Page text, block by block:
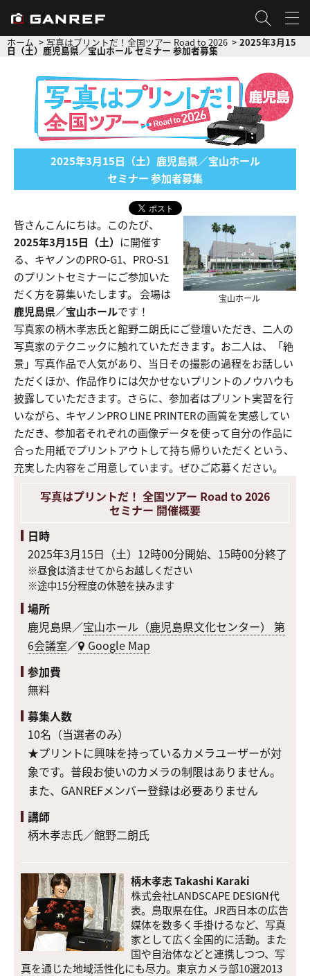
ホーム 写真はプリントだ！全国ツアー Road to 2026 2025年3月15
日（土）鹿児島県／宝山ホール セミナー 参加者募集
2025年3月15日（土）鹿児島県／宝山ホール
セミナー 参加者募集
宝山ホール
皆さんこんにちは。このたび、
2025年3月15日（土） に開催す
る、キヤノンのPRO-G1、PRO-S1
のプリントセミナーにご参加いた
だく方を募集いたします。 会場は
鹿児島県／宝山ホールです！
写真家の柄木孝志氏と館野二朗氏にご登壇いただき、二人の
写真家のテクニックに触れていただきます。お二人は、「絶
景」写真作品で人気があり、当日その撮影の過程をお話しい
ただくほか、作品作りには欠かせないプリントのノウハウも
披露していただきます。さらに、参加者はプリント実習を行
いながら、キヤノンPRO LINE PRINTERの画質を実感してい
ただき、参加者それぞれの画像データを使って自分の作品に
合った用紙でプリントアウトして持ち帰りいただくという、
充実した内容をご用意しています。ぜひご応募ください。
写真はプリントだ！ 全国ツアー Road to 2026
セミナー 開催概要
日時
2025年3月15日（土）12時00分開始、15時00分終了
※昼食は済ませてからお越しください
※途中15分程度の休憩を挟みます
場所
鹿児島県／宝山ホール（鹿児島県文化センター） 第
6会議室／
Google Map
参加費
無料
募集人数
10名（当選者のみ）
★プリントに興味を持っているカメラユーザーが対
象です。普段お使いのカメラの制限はありません。
また、GANREFメンバー登録は必要ありません
講師
柄木孝志氏／館野二朗氏
柄木孝志 Takashi Karaki
株式会社LANDSCAPE DESIGN代
表。鳥取県在住。JR西日本の広告
媒体を数多く手掛けるなど、写真
家として広く全国的に活動。また
国や自治体などと連携しつつ、写
真を通じた地域活性化にも尽力。東京カメラ部10選2013